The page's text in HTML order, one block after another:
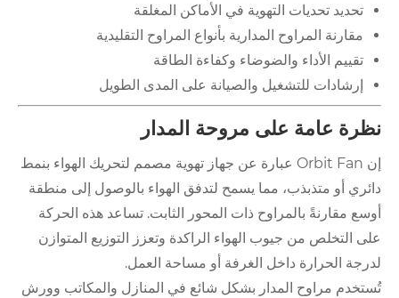
تحديد تحديات التهوية في الأماكن المغلقة
مقارنة المراوح المدارية بأنواع المراوح التقليدية
تقييم الأداء والضوضاء وكفاءة الطاقة
إرشادات للتشغيل والصيانة على المدى الطويل
نظرة عامة على مروحة المدار
إن Orbit Fan عبارة عن جهاز تهوية مصمم لتحريك الهواء بنمط
دائري أو متذبذب، مما يسمح لتدفق الهواء بالوصول إلى منطقة
أوسع مقارنةً بالمراوح ذات المحور الثابت. تساعد هذه الحركة
على التخلص من جيوب الهواء الراكدة وتعزز التوزيع المتوازن
لدرجة الحرارة داخل الغرفة أو مساحة العمل.
تُستخدم مراوح المدار بشكل شائع في المنازل والمكاتب وورش